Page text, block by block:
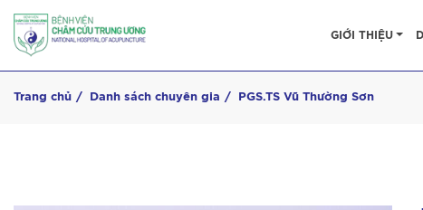
GIỚI THIỆU
Trang chủ Danh sách chuyên gia PGS.TS Vũ Thường Sơn